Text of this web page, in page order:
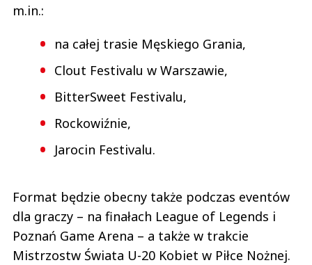
m.in.:
na całej trasie Męskiego Grania,
Clout Festivalu w Warszawie,
BitterSweet Festivalu,
Rockowiźnie,
Jarocin Festivalu.
Format będzie obecny także podczas eventów
dla graczy – na finałach League of Legends i
Poznań Game Arena – a także w trakcie
Mistrzostw Świata U-20 Kobiet w Piłce Nożnej.